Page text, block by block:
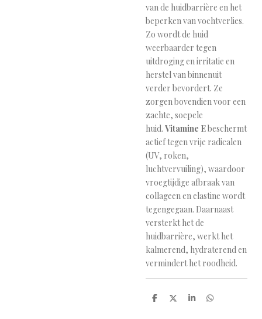
van de huidbarrière en het
beperken van vochtverlies.
Zo wordt de huid
weerbaarder tegen
uitdroging en irritatie en
herstel van binnenuit
verder bevordert. Ze
zorgen bovendien voor een
zachte, soepele
huid. Vitamine Ebeschermt
actief tegen vrije radicalen
(UV, roken,
luchtvervuiling), waardoor
vroegtijdige afbraak van
collageen en elastine wordt
tegengegaan. Daarnaast
versterkt het de
huidbarrière, werkt het
kalmerend, hydraterend en
vermindert het roodheid.
D
D
S
D